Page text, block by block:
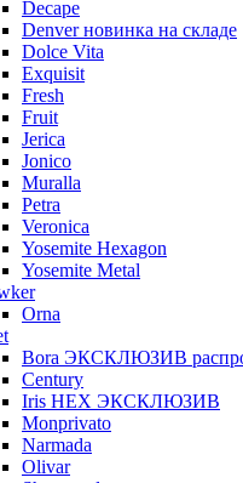
Decape
Denver новинка на складе
Dolce Vita
Exquisit
Fresh
Fruit
Jerica
Jonico
Muralla
Petra
Veroniсa
Yosemite Hexagon
Yosemite Metal
Orna
Bora ЭКСКЛЮЗИВ
Century
Iris HEX ЭКСКЛЮЗИВ
Monprivato
Narmada
Olivar